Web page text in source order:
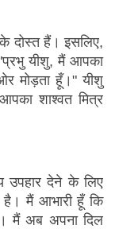
दोस्त हैं। इसलिए,
यीशु, मैं आपका
मोड़ता हूँ।" यीशु
शाश्वत मित्र
उपहार देने के लिए
है। मैं आभारी हूँ कि
मैं अब अपना दिल